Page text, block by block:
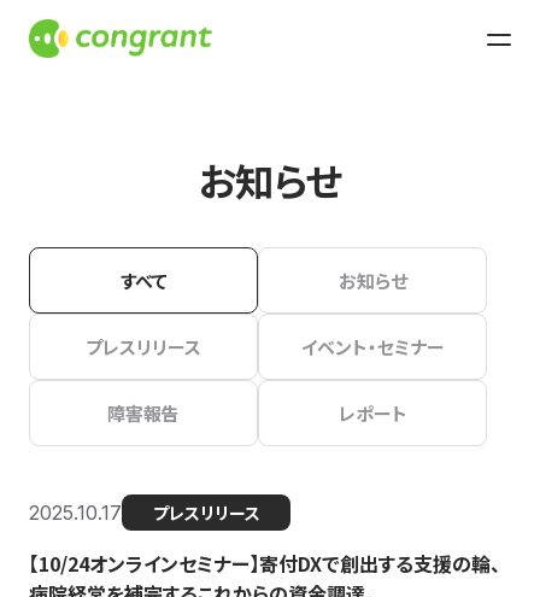
お知らせ
すべて お知らせ
プレスリリース イベント・セミナー
障害報告 レポート
2025.10.17 プレスリリース
【10/24オンラインセミナー】寄付DXで創出する支援の輪、